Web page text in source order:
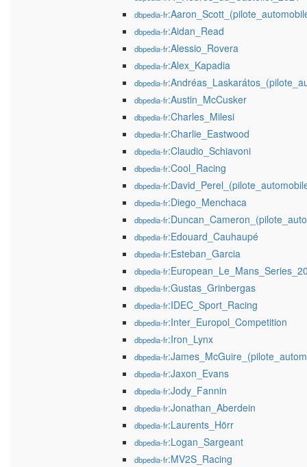
dbpedia-fr
dbpedia-fr:Aidan_Read
dbpedia-fr:Alessio_Rovera
dbpedia-fr:Alex_Kapadia
dbpedia-fr
dbpedia-fr:Austin_McCusker
dbpedia-fr:Charles_Milesi
dbpedia-fr:Charlie_Eastwood
dbpedia-fr:Claudio_Schiavoni
dbpedia-fr:Cool_Racing
dbpedia-fr
dbpedia-fr:Diego_Menchaca
dbpedia-fr
dbpedia-fr:Edouard_Cauhaupé
dbpedia-fr:Esteban_Garcia
dbpedia-fr
dbpedia-fr:Gustas_Grinbergas
dbpedia-fr:IDEC_Sport_Racing
dbpedia-fr:Inter_Europol_Competition
dbpedia-fr:Iron_Lynx
dbpedia-fr
dbpedia-fr:Jaxon_Evans
dbpedia-fr:Jody_Fannin
dbpedia-fr:Jonathan_Aberdein
dbpedia-fr:Laurents_Hörr
dbpedia-fr:Logan_Sargeant
dbpedia-fr:MV2S_Racing